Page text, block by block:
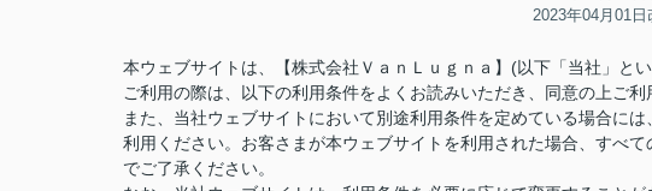
2023年04月01日
本ウェブサイトは、【株式会社ＶａｎＬｕｇｎａ】(以下「当社」と
ご利用の際は、以下の利用条件をよくお読みいただき、同意の上ご利
また、当社ウェブサイトにおいて別途利用条件を定めている場合に
利用ください。お客さまが本ウェブサイトを利用された場合、すべ
でご了承ください。